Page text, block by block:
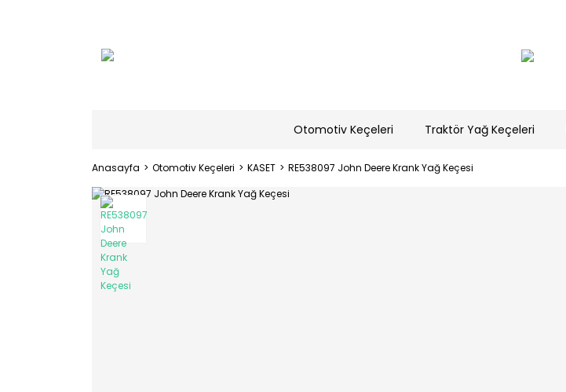
Otomotiv Keçeleri Traktör Yağ Keçeleri
Anasayfa Otomotiv Keçeleri KASET RE538097 John Deere Krank Yağ Keçesi